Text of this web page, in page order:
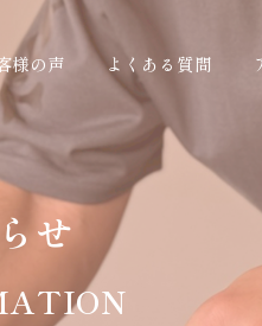
様の声 よくある質問
せ